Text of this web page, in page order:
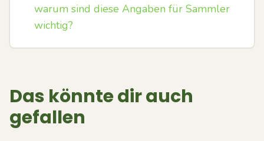
warum sind diese Angaben für Sammler
wichtig?
Das könnte dir auch
gefallen